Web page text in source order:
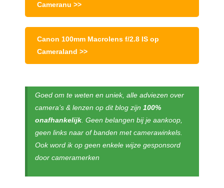
Cameranu >>
Canon 100mm Macrolens f/2.8 IS op
Cameraland >>
Goed om te weten en uniek, alle adviezen over
camera’s & lenzen op dit blog zijn 100%
onafhankelijk. Geen belangen bij je aankoop,
geen links naar of banden met camerawinkels.
Ook word ik op geen enkele wijze gesponsord
door cameramerken